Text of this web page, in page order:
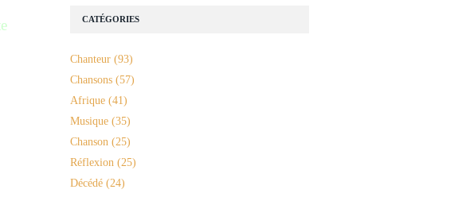
CATÉGORIES
Chanteur (93)
Chansons (57)
Afrique (41)
Musique (35)
Chanson (25)
Réflexion (25)
Décédé (24)